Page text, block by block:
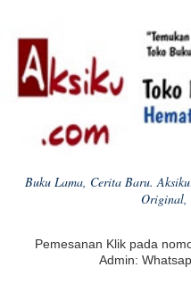
Buku Lama, Cerita Baru.
Original,
Pemesanan Klik pada
Admin: